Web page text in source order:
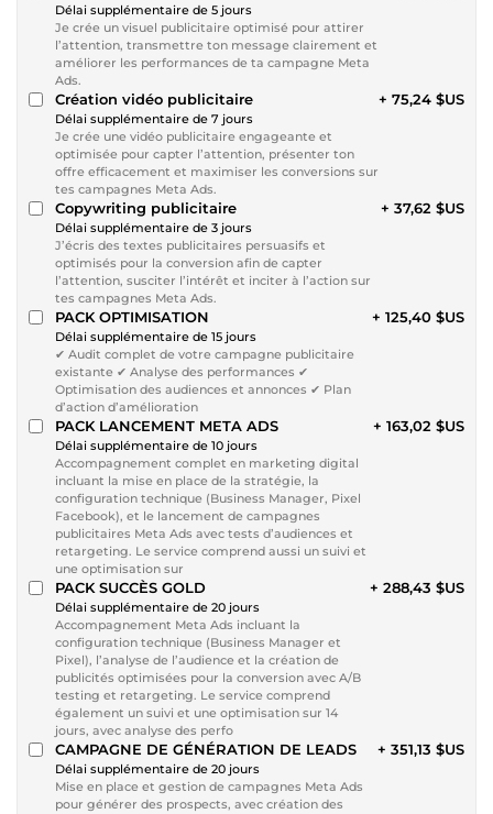
Délai supplémentaire de 5 jours
Je crée un visuel publicitaire optimisé pour attirer
l’attention, transmettre ton message clairement et
améliorer les performances de ta campagne Meta
Ads.
Création vidéo publicitaire
Délai supplémentaire de 7 jours
Je crée une vidéo publicitaire engageante et
optimisée pour capter l’attention, présenter ton
offre efficacement et maximiser les conversions sur
tes campagnes Meta Ads.
+ 75,24 $US
Copywriting publicitaire
Délai supplémentaire de 3 jours
J’écris des textes publicitaires persuasifs et
optimisés pour la conversion afin de capter
l’attention, susciter l’intérêt et inciter à l’action sur
tes campagnes Meta Ads.
+ 37,62 $US
PACK OPTIMISATION
Délai supplémentaire de 15 jours
✔ Audit complet de votre campagne publicitaire
existante ✔ Analyse des performances ✔
Optimisation des audiences et annonces ✔ Plan
d’action d’amélioration
+ 125,40 $US
PACK LANCEMENT META ADS
Délai supplémentaire de 10 jours
Accompagnement complet en marketing digital
incluant la mise en place de la stratégie, la
configuration technique (Business Manager, Pixel
Facebook), et le lancement de campagnes
publicitaires Meta Ads avec tests d’audiences et
retargeting. Le service comprend aussi un suivi et
une optimisation sur
+ 163,02 $US
PACK SUCCÈS GOLD
Délai supplémentaire de 20 jours
Accompagnement Meta Ads incluant la
configuration technique (Business Manager et
Pixel), l’analyse de l’audience et la création de
publicités optimisées pour la conversion avec A/B
testing et retargeting. Le service comprend
également un suivi et une optimisation sur 14
jours, avec analyse des perfo
+ 288,43 $US
CAMPAGNE DE GÉNÉRATION DE LEADS
Délai supplémentaire de 20 jours
Mise en place et gestion de campagnes Meta Ads
pour générer des prospects, avec création des
+ 351,13 $US